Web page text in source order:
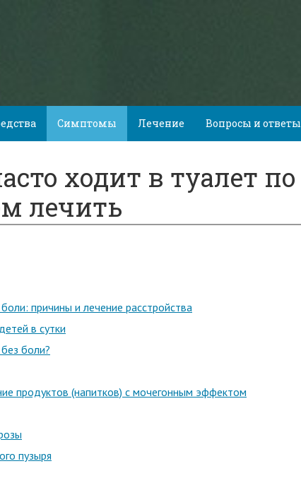
Симптомы Лечение Вопросы и ответы
ходит в туалет по
лечить
причины и лечение расстройства
в сутки
боли?
продуктов (напитков) с мочегонным эффектом
пузыря